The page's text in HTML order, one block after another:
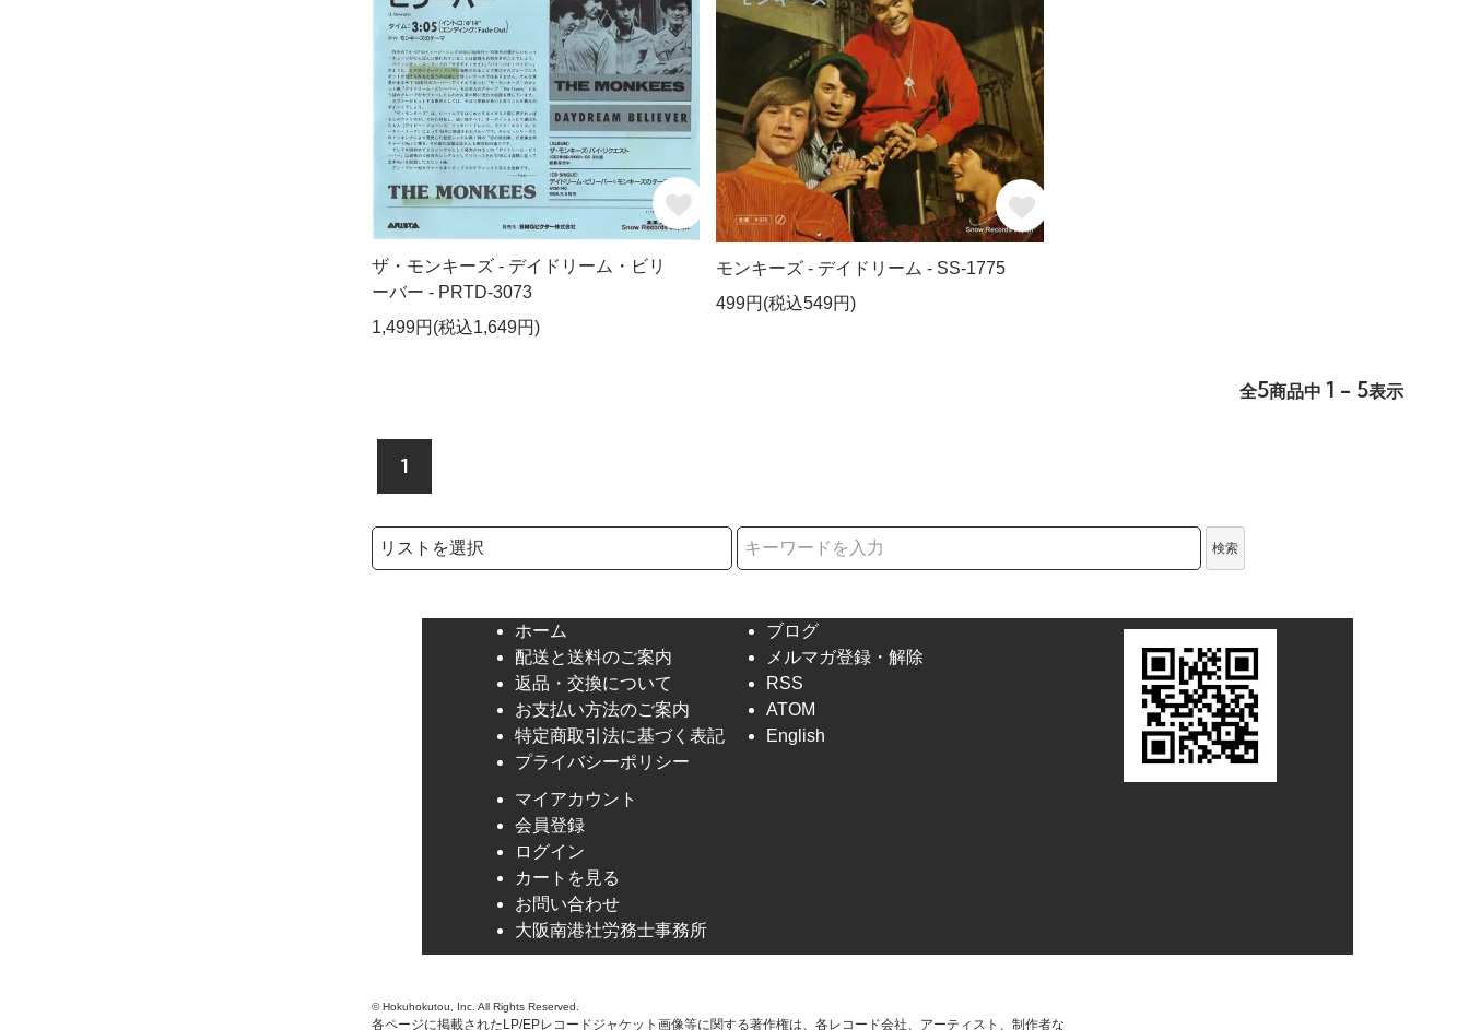
ザ・モンキーズ - デイドリーム・ビリ
ーバー - PRTD-3073
1,499円(税込1,649円)
モンキーズ - デイドリーム - SS-1775
499円(税込549円)
全5商品中 1 - 5表示
1
検索リストの選択
検索
ホーム
配送と送料のご案内
返品・交換について
お支払い方法のご案内
特定商取引法に基づく表記
プライバシーポリシー
ブログ
メルマガ登録・解除
RSS
ATOM
English
マイアカウント
会員登録
ログイン
カートを見る
お問い合わせ
大阪南港社労務士事務所
© Hokuhokutou, Inc. All Rights Reserved.
各ページに掲載されたLP/EPレコードジャケット画像等に関する著作権は、各レコード会社、アーティスト、制作者な